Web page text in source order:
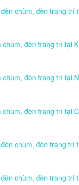
chùm, đèn trang trí
chùm, đèn trang trí tại
chùm, đèn trang trí tại
chùm, đèn trang trí tại
chùm, đèn trang trí
chùm, đèn trang trí